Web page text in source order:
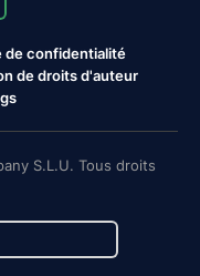
de confidentialité
de droits d'auteur
S.L.U. Tous droits